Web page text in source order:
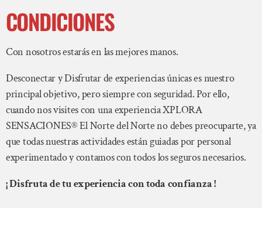
CONDICIONES
Con nosotros estarás en las mejores manos.
Desconectar y Disfrutar de experiencias únicas es nuestro
principal objetivo, pero siempre con seguridad. Por ello,
cuando nos visites con una experiencia XPLORA
SENSACIONES® El Norte del Norte no debes preocuparte, ya
que todas nuestras actividades están guiadas por personal
experimentado y contamos con todos los seguros necesarios.
¡ Disfruta de tu experiencia con toda confianza !